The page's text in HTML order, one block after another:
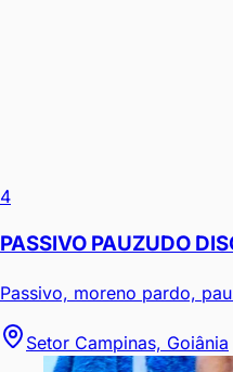
4
PASSIVO PAUZUDO
Passivo, moreno pardo,
Setor Campinas, Goiânia